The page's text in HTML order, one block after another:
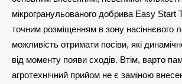
мікрогранульованого добрива Easy Start
точним розміщенням в зону насіннєвого
можливість отримати посіви, які
від моменту появи сходів. Втім, варто
агротехнічний прийом не є заміною